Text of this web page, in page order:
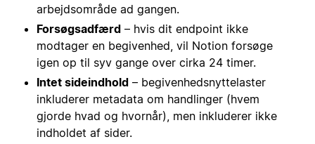
arbejdsområde ad gangen.
Forsøgsadfærd – hvis dit endpoint ikke
modtager en begivenhed, vil Notion forsøge
igen op til syv gange over cirka 24 timer.
Intet sideindhold – begivenhedsnyttelaster
inkluderer metadata om handlinger (hvem
gjorde hvad og hvornår), men inkluderer ikke
indholdet af sider.